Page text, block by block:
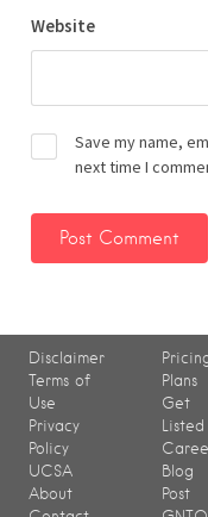
Website
Save my name,
next time I
Disclaimer
Terms of
Use
Privacy
Policy
UCSA
About
Plans
Get
Listed
Blog
Post